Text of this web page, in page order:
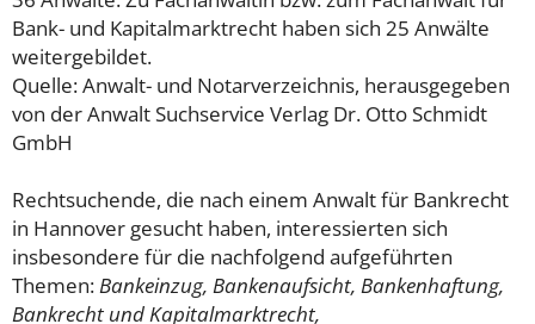
Bank- und Kapitalmarktrecht haben sich 25 Anwälte
weitergebildet.
Quelle: Anwalt- und Notarverzeichnis, herausgegeben
von der Anwalt Suchservice Verlag Dr. Otto Schmidt
GmbH
Rechtsuchende, die nach einem Anwalt für Bankrecht
in Hannover gesucht haben, interessierten sich
insbesondere für die nachfolgend aufgeführten
Themen:Bankeinzug, Bankenaufsicht, Bankenhaftung,
Bankrecht und Kapitalmarktrecht,